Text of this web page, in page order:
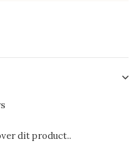
dit product..